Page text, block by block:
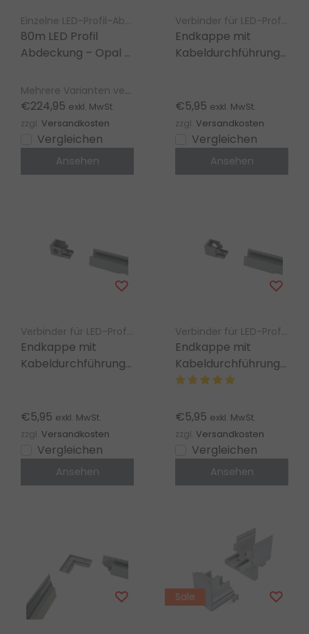
Einzelne LED-Profil-Abdeckung LED Gigant
80m LED Profil
Abdeckung – Opal –
300/400, T3H
Homam, T3 Deneb
Mehrere Varianten verfügbar
€224,95 exkl. MwSt.
zzgl. Versandkosten
Vergleichen
Ansehen
Verbinder für LED-Profile – LED gigant
Endkappe mit
Kabeldurchführung
318ALU
€5,95 exkl. MwSt.
zzgl. Versandkosten
Vergleichen
Ansehen
Verbinder für LED-Profile – LED gigant
Endkappe mit
Kabeldurchführung
318ALU
€5,95 exkl. MwSt.
zzgl. Versandkosten
Vergleichen
Ansehen
Verbinder für LED-Profile – LED gigant
Endkappe mit
Kabeldurchführung
rechts für LED
318ALU
€5,95 exkl. MwSt.
zzgl. Versandkosten
Vergleichen
Ansehen
Sale